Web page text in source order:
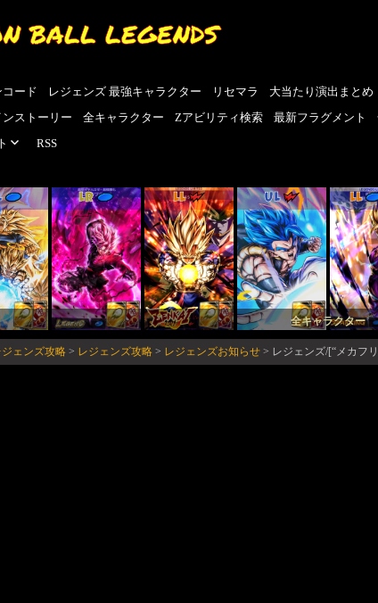
BALL LEGENDS
ード レジェンズ 最強キャラクター リセマラ 大当たり演出まとめ
ストーリー 全キャラクター Zアビリティ検索 最新フラグメント
RSS
LR LL UL LL
全キャラクター
ェンズ攻略> レジェンズ攻略> レジェンズお知らせ> レジェンズ/[“メカフ